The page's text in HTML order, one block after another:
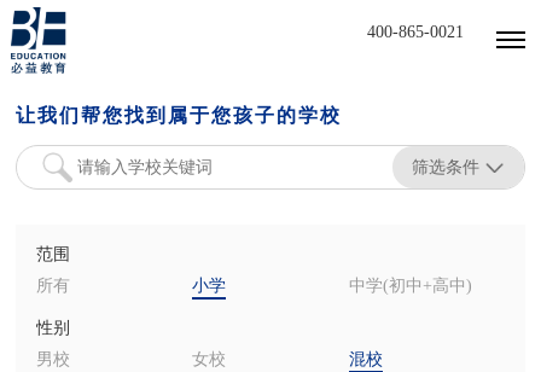
400-865-0021
让我们帮您找到属于您孩子的学校
筛选条件
范围
所有
小学 中学(初中+高中)
性别
男校
女校
混校